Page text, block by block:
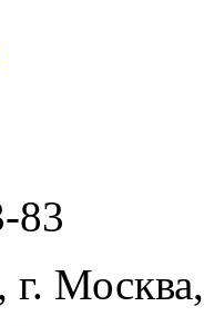
83
, г. Москва